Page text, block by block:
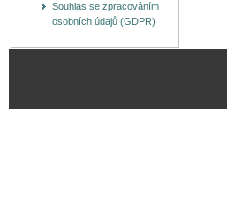
Souhlas se zpracováním
osobních údajů (GDPR)